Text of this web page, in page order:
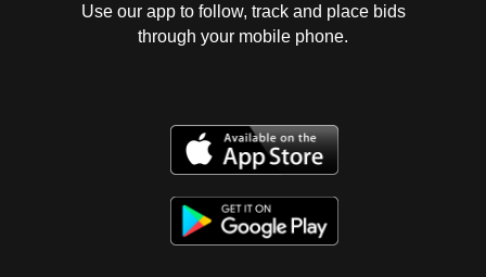
Use our app to follow, track and place bids
through your mobile phone.